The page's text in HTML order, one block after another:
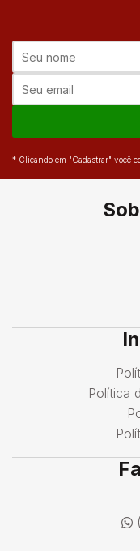
* Clicando em "Cadastrar" você
Política